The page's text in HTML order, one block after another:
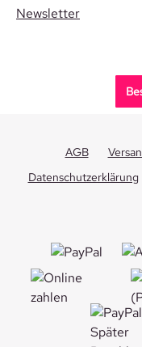
Newsletter
AGB
Datenschutzerklärung